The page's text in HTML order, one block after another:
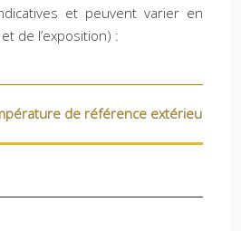
et peuvent varier en
de l’exposition) :
de référence extérieure (°C)